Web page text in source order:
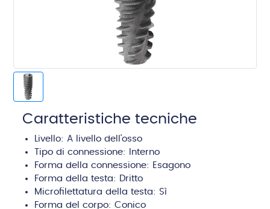
Caratteristiche tecniche
Livello: A livello dell'osso
Tipo di connessione:
Interno
Forma della connessione: Esagono
Forma della testa: Dritto
Microfilettatura della testa: Sì
Forma del corpo: Conico